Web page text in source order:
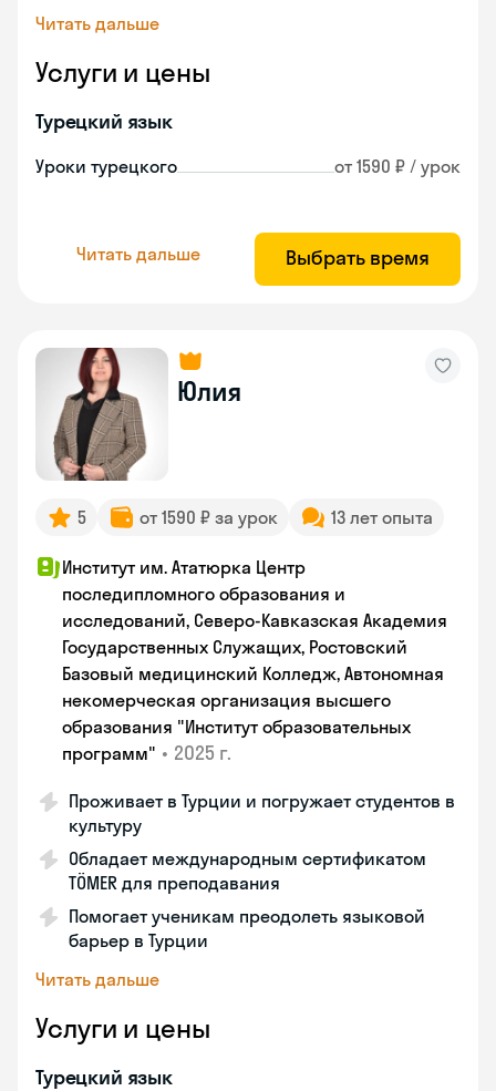
Читать дальше
Услуги и цены
Турецкий язык
Уроки турецкого от 1590 ₽ / урок
Читать дальше Выбрать время
Юлия
5 от 1590 ₽ за урок 13 лет опыта
Институт им. Ататюрка Центр
последипломного образования и
исследований, Северо-Кавказская Академия
Государственных Служащих, Ростовский
Базовый медицинский Колледж, Автономная
некомерческая организация высшего
образования "Институт образовательных
программ" • 2025 г.
Проживает в Турции и погружает студентов в
культуру
Обладает международным сертификатом
TÖMER для преподавания
Помогает ученикам преодолеть языковой
барьер в Турции
Читать дальше
Услуги и цены
Турецкий язык